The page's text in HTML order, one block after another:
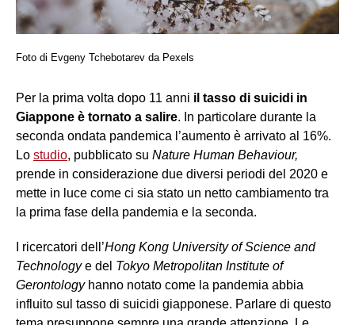
Foto di Evgeny Tchebotarev da Pexels
Per la prima volta dopo 11 anni il tasso di suicidi in
Giappone è tornato a salire. In particolare durante la
seconda ondata pandemica l’aumento è arrivato al 16%.
Lo studio, pubblicato su Nature Human Behaviour,
prende in considerazione due diversi periodi del 2020 e
mette in luce come ci sia stato un netto cambiamento tra
la prima fase della pandemia e la seconda.
I ricercatori dell’Hong Kong University of Science and
Technologye del Tokyo Metropolitan Institute of
Gerontology hanno notato come la pandemia abbia
influito sul tasso di suicidi giapponese. Parlare di questo